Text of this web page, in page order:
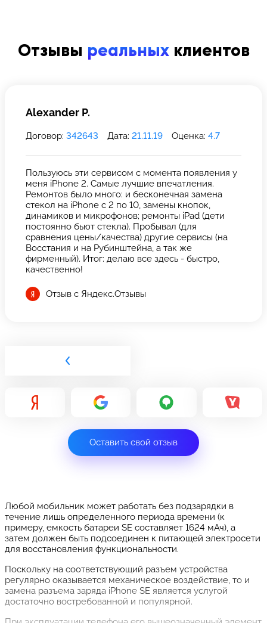
Отзывы реальныхклиентов
Alexander P.
Договор: 342643 Дата: 21.11.19 Оценка: 4.7
Пользуюсь эти сервисом с момента появления у
меня iPhone 2. Самые лучшие впечатления.
Ремонтов было много: и бесконечная замена
стекол на iPhone с 2 по 10, замены кнопок,
динамиков и микрофонов; ремонты iPad (дети
постоянно бьют стекла). Пробывал (для
сравнения цены/качества) другие сервисы (на
Восстания и на Рубинштейна, а так же
фирменный). Итог: делаю все здесь - быстро,
качественно!
Отзыв с Яндекс.Отзывы
Оставить свой отзыв
Любой мобильник может работать без подзарядки в
течение лишь определенного периода времени (к
примеру, емкость батареи SE составляет 1624 мАч), а
затем должен быть подсоединен к питающей электросети
для восстановления функциональности.
Поскольку на соответствующий разъем устройства
регулярно оказывается механическое воздействие, то и
замена разъема заряда iPhone SE является услугой
достаточно востребованной и популярной.